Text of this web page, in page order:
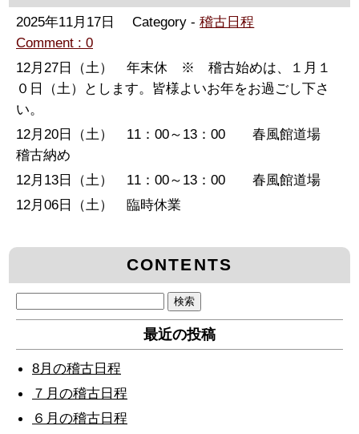
2025年11月17日 Category -稽古日程
Comment : 0
12月27日（土） 年末休 ※ 稽古始めは、１月１
０日（土）とします。皆様よいお年をお過ごし下さ
い。
12月20日（土） 11：00～13：00 春風館道場
稽古納め
12月13日（土） 11：00～13：00 春風館道場
12月06日（土） 臨時休業
CONTENTS
索:
最近の投稿
8月の稽古日程
７月の稽古日程
６月の稽古日程